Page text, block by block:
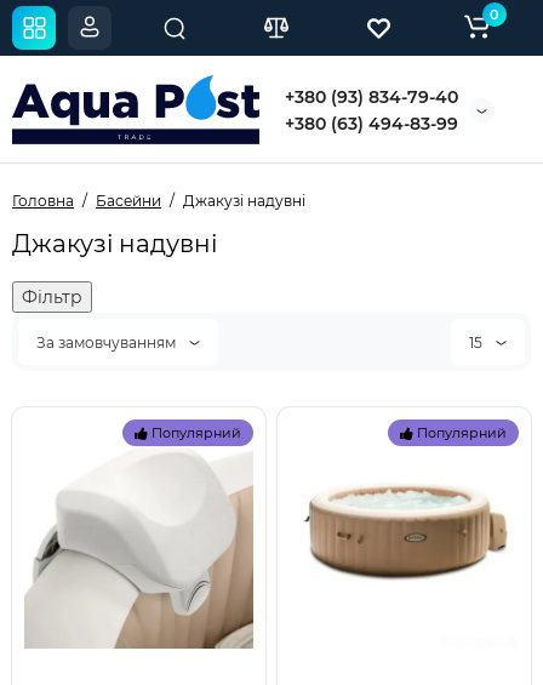
+380 (93) 834-79-40
+380 (63) 494-83-99
0
Головна Басейни Джакузі надувні
Джакузі надувні
Фільтр
За замовчуванням 15
Популярний Популярний